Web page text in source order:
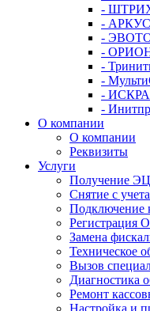
-
-
-
-
-
-
- ИСКРА
-
О компании
О компании
Реквизиты
Услуги
Получение
Снятие с
Регистрация
Замена
Техническое
Вызов
Диагностика
Ремонт
Настройка и